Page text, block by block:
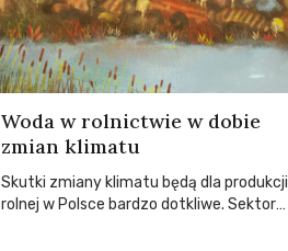
Woda w rolnictwie w dobie
zmian klimatu
Skutki zmiany klimatu będą dla produkcji
rolnej w Polsce bardzo dotkliwe. Sektor